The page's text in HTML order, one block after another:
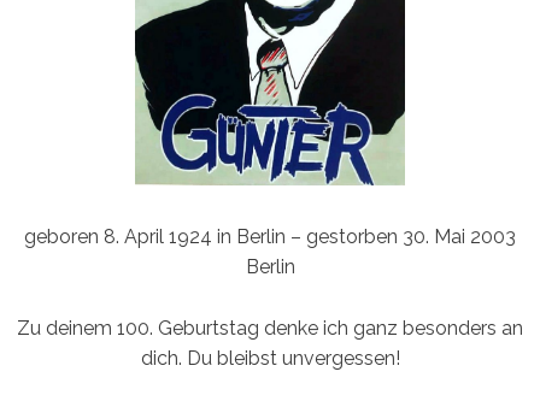
geboren 8. April 1924 in Berlin – gestorben 30. Mai 2003
Berlin
Zu deinem 100. Geburtstag denke ich ganz besonders an
dich. Du bleibst unvergessen!